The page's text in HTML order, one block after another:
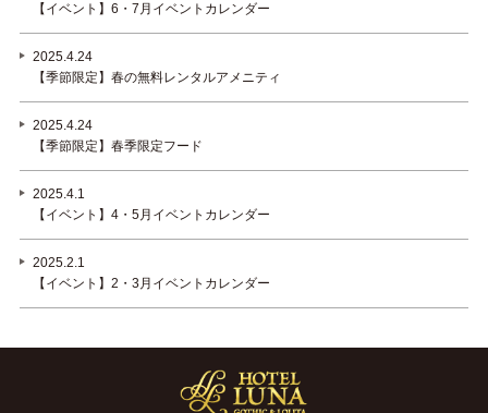
【イベント】6・7月イベントカレンダー
2025.4.24
【季節限定】春の無料レンタルアメニティ
2025.4.24
【季節限定】春季限定フード
2025.4.1
【イベント】4・5月イベントカレンダー
2025.2.1
【イベント】2・3月イベントカレンダー